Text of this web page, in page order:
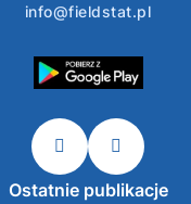
info@fieldstat.pl
Ostatnie publikacje